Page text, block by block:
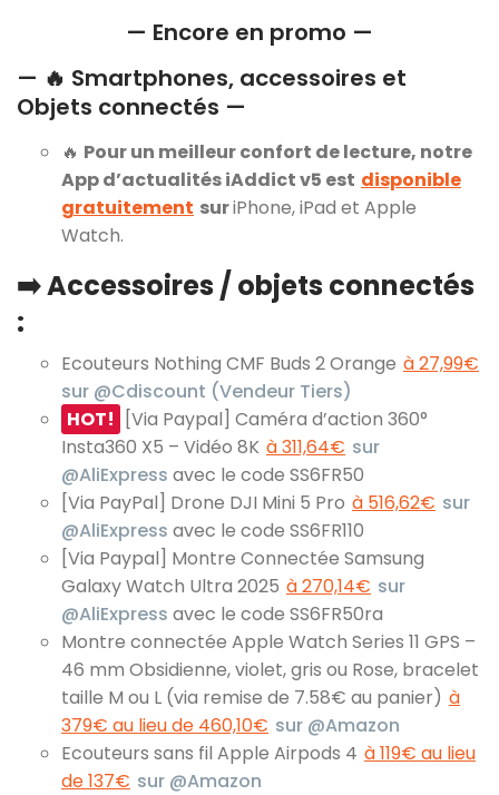
— Encore en promo —
— 🔥 Smartphones, accessoires et
Objets connectés —
🔥 Pour un meilleur confort de lecture, notre
App d’actualités iAddict v5 est disponible
gratuitement suriPhone, iPad et Apple
Watch.
➡️ Accessoires / objets connectés
:
Ecouteurs Nothing CMF Buds 2 Orange à 27,99€
sur @Cdiscount (Vendeur Tiers)
HOT!
[Via Paypal] Caméra d’action 360°
Insta360 X5 – Vidéo 8K à 311,64€ sur
@AliExpress avec le code SS6FR50
[Via PayPal] Drone DJI Mini 5 Pro à 516,62€ sur
@AliExpress avec le code SS6FR110
[Via Paypal] Montre Connectée Samsung
Galaxy Watch Ultra 2025 à 270,14€ sur
@AliExpress avec le code SS6FR50ra
Montre connectée Apple Watch Series 11 GPS –
46 mm Obsidienne, violet, gris ou Rose, bracelet
taille M ou L (via remise de 7.58€ au panier) à
379€ au lieu de 460,10€ sur @Amazon
Ecouteurs sans fil Apple Airpods 4 à 119€ au lieu
de 137€ sur @Amazon